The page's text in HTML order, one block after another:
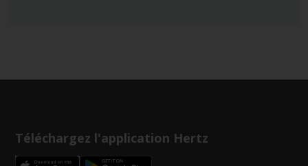
Téléchargez l'application Hertz